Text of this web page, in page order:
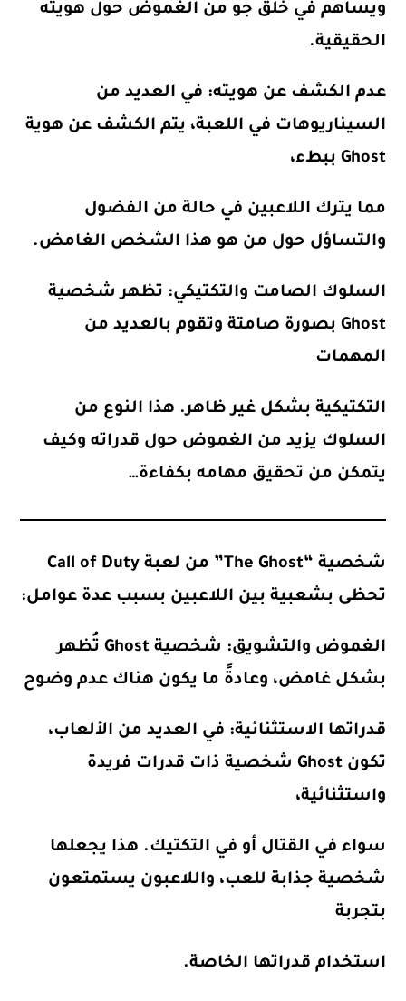
ويساهم في خلق جو من الغموض حول هويته
الحقيقية.
عدم الكشف عن هويته: في العديد من
السيناريوهات في اللعبة، يتم الكشف عن هوية
Ghost ببطء،
مما يترك اللاعبين في حالة من الفضول
والتساؤل حول من هو هذا الشخص الغامض.
السلوك الصامت والتكتيكي: تظهر شخصية
Ghost بصورة صامتة وتقوم بالعديد من
المهمات
التكتيكية بشكل غير ظاهر. هذا النوع من
السلوك يزيد من الغموض حول قدراته وكيف
يتمكن من تحقيق مهامه بكفاءة…
شخصية “The Ghost” من لعبة Call of Duty
تحظى بشعبية بين اللاعبين بسبب عدة عوامل:
الغموض والتشويق:
شخصية Ghost تُظهر
بشكل غامض، وعادةً ما يكون هناك عدم وضوح
قدراتها الاستثنائية: في العديد من الألعاب،
تكون Ghost شخصية ذات قدرات فريدة
واستثنائية،
سواء في القتال أو في التكتيك. هذا يجعلها
شخصية جذابة للعب، واللاعبون يستمتعون
بتجربة
استخدام قدراتها الخاصة.